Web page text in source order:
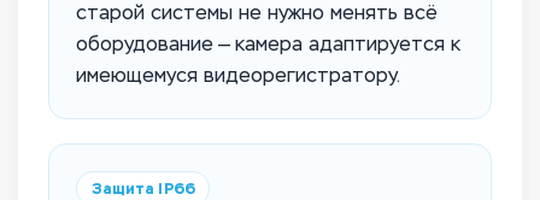
старой системы не нужно менять всё
оборудование — камера адаптируется к
имеющемуся видеорегистратору.
Защита IP66